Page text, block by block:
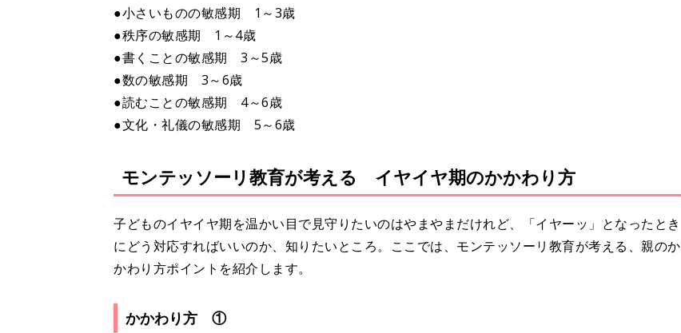
●小さいものの敏感期 1～3歳
●秩序の敏感期 1～4歳
●書くことの敏感期 3～5歳
●数の敏感期 3～6歳
●読むことの敏感期 4～6歳
●文化・礼儀の敏感期 5～6歳
モンテッソーリ教育が考える イヤイヤ期のかかわり方
子どものイヤイヤ期を温かい目で見守りたいのはやまやまだけれど、「イヤーッ」となったとき
にどう対応すればいいのか、知りたいところ。ここでは、モンテッソーリ教育が考える、親のか
かわり方ポイントを紹介します。
かかわり方 ①